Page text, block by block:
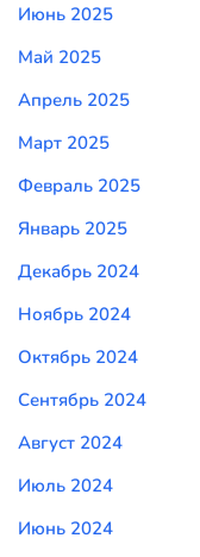
Июнь 2025
Май 2025
Апрель 2025
Март 2025
Февраль 2025
Январь 2025
Декабрь 2024
Ноябрь 2024
Октябрь 2024
Сентябрь 2024
Август 2024
Июль 2024
Июнь 2024